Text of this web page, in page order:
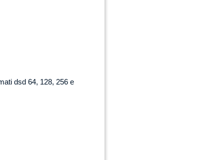
dsd 64, 128, 256 e